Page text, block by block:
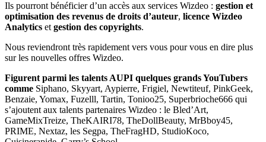
Ils pourront bénéficier d’un accès aux services Wizdeo : gestion et
optimisation des revenus de droits d’auteur, licence Wizdeo
Analytics etgestion des copyrights.
Nous reviendront très rapidement vers vous pour vous en dire plus
sur les nouvelles offres Wizdeo.
Figurent parmi les talents AUPI quelques grands YouTubers
comme Siphano, Skyyart, Aypierre, Frigiel, Newtiteuf, PinkGeek,
Benzaie, Yomax, Fuzelll, Tartin, Tonioo25, Superbrioche666 qui
s’ajoutent aux talents partenaires Wizdeo : le Bled’Art,
GameMixTreize, TheKAIRI78, TheDollBeauty, MrBboy45,
PRIME, Nextaz, les Segpa, TheFragHD, StudioKoco,